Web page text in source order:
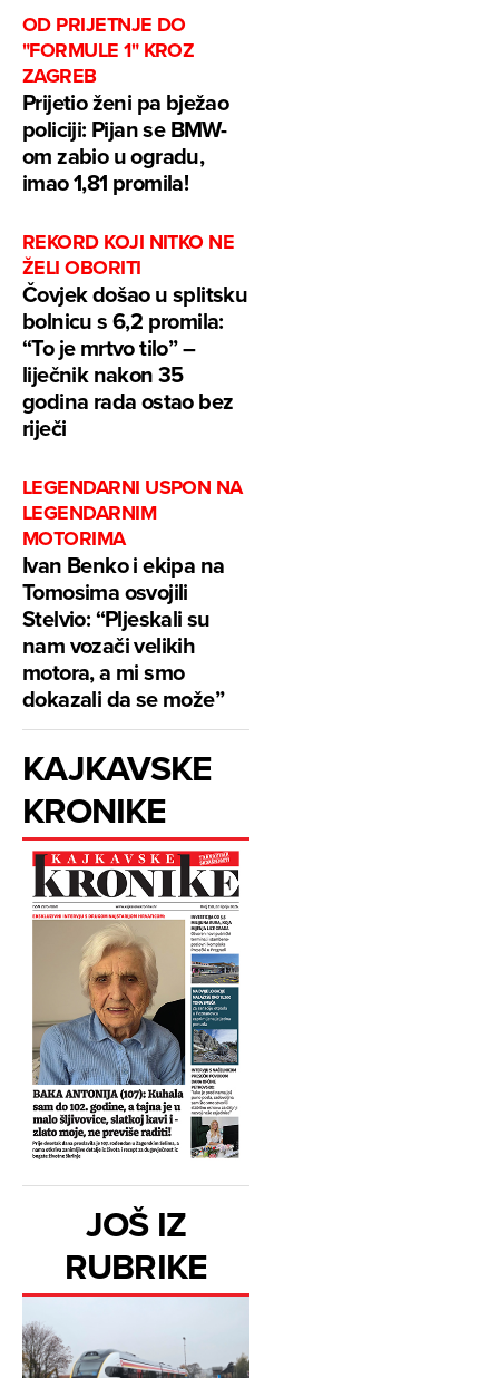
OD PRIJETNJE DO
"FORMULE 1" KROZ
ZAGREB
Prijetio ženi pa bježao
policiji: Pijan se BMW-
om zabio u ogradu,
imao 1,81 promila!
REKORD KOJI NITKO NE
ŽELI OBORITI
Čovjek došao u splitsku
bolnicu s 6,2 promila:
“To je mrtvo tilo” –
liječnik nakon 35
godina rada ostao bez
riječi
LEGENDARNI USPON NA
LEGENDARNIM
MOTORIMA
Ivan Benko i ekipa na
Tomosima osvojili
Stelvio: “Pljeskali su
nam vozači velikih
motora, a mi smo
dokazali da se može”
KAJKAVSKE
KRONIKE
JOŠ IZ
RUBRIKE